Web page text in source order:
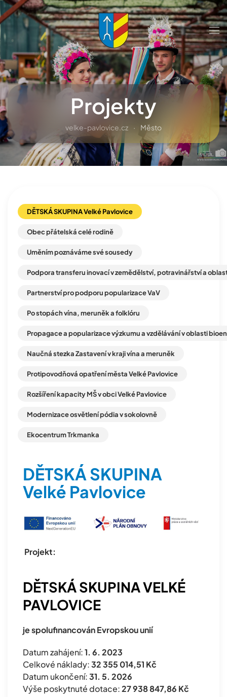
Přejít na hlavní obsah
Projekty
velke-pavlovice.cz Město
DĚTSKÁ SKUPINA Velké Pavlovice
Obec přátelská celé rodině
Uměním poznáváme své sousedy
Podpora transferu inovací v zemědělství, potravinářství a
Partnerství pro podporu popularizace VaV
Po stopách vína, meruněk a folklóru
Propagace a popularizace výzkumu a vzdělávání v oblasti
Naučná stezka Zastavení v kraji vína a meruněk
Protipovodňová opatření města Velké Pavlovice
Rozšíření kapacity MŠ v obci Velké Pavlovice
Modernizace osvětlení pódia v sokolovně
Ekocentrum Trkmanka
DĚTSKÁ SKUPINA
Velké Pavlovice
Projekt:
DĚTSKÁ SKUPINA VELKÉ
PAVLOVICE
je spolufinancován Evropskou unií
Datum zahájení:1. 6. 2023
Celkové náklady:32 355 014,51 Kč
Datum ukončení:31. 5. 2026
Výše poskytnuté dotace:27 938 847,86 Kč